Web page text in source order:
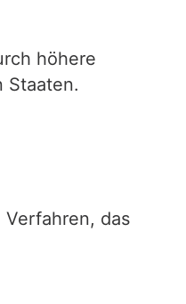
höhere
Staaten.
das